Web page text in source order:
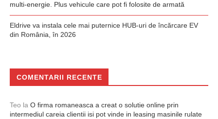
multi-energie. Plus vehicule care pot fi folosite de armată
Eldrive va instala cele mai puternice HUB-uri de încărcare EV
din România, în 2026
COMENTARII RECENTE
Teo la O firma romaneasca a creat o solutie online prin
intermediul careia clientii isi pot vinde in leasing masinile rulate